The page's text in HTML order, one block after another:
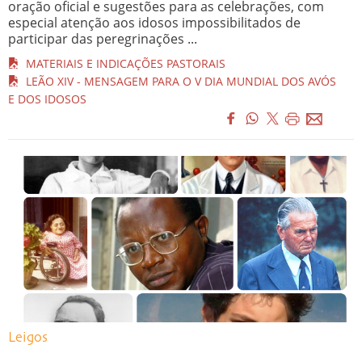
oração oficial e sugestões para as celebrações, com
especial atenção aos idosos impossibilitados de
participar das peregrinações ...
MATERIAIS E INDICAÇÕES PASTORAIS
LEÃO XIV - MENSAGEM PARA O V DIA MUNDIAL DOS AVÓS
E DOS IDOSOS
Leigos